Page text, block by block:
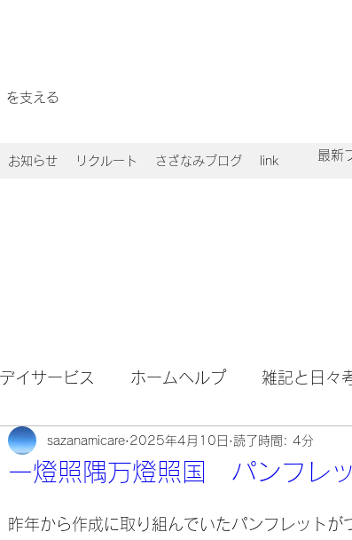
を支える
お知らせ リクルート さざなみブログ link 最新
デイサービス ホームヘルプ 雑記と日々
一燈照隅万燈照国 パンフレ
sazanamicare 2025年4月10日 読了時間: 4分
昨年から作成に取り組んでいたパンフレットが